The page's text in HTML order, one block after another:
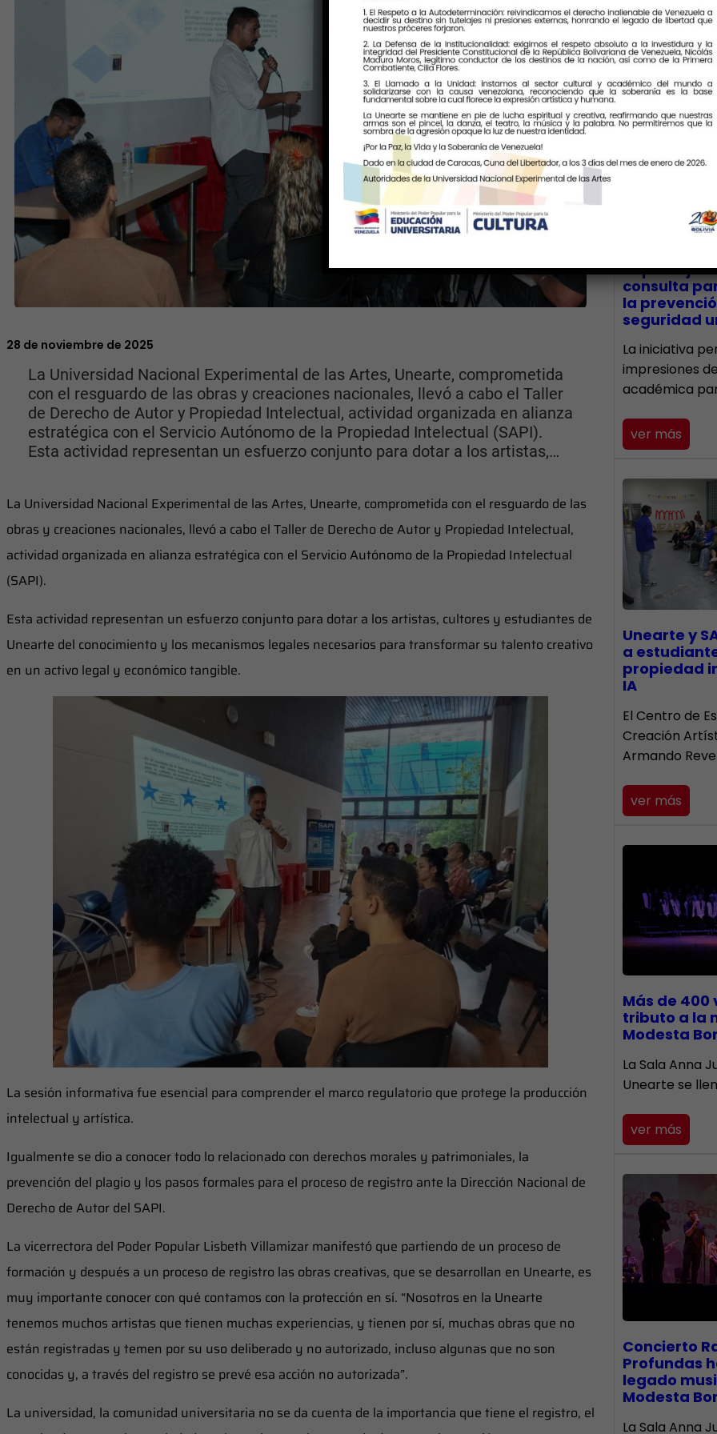
28 de noviembre de 2025
La Universidad Nacional Experimental de las Artes, Unearte, comprometida
con el resguardo de las obras y creaciones nacionales, llevó a cabo el Taller
de Derecho de Autor y Propiedad Intelectual, actividad organizada en alianza
estratégica con el Servicio Autónomo de la Propiedad Intelectual (SAPI).
Esta actividad representan un esfuerzo conjunto para dotar a los artistas,…
La Universidad Nacional Experimental de las Artes, Unearte, comprometida con el resguardo de las
obras y creaciones nacionales, llevó a cabo el Taller de Derecho de Autor y Propiedad Intelectual,
actividad organizada en alianza estratégica con el Servicio Autónomo de la Propiedad Intelectual
(SAPI).
Esta actividad representan un esfuerzo conjunto para dotar a los artistas, cultores y estudiantes de
Unearte del conocimiento y los mecanismos legales necesarios para transformar su talento creativo
en un activo legal y económico tangible.
La sesión informativa fue esencial para comprender el marco regulatorio que protege la producción
intelectual y artística.
Igualmente se dio a conocer todo lo relacionado con derechos morales y patrimoniales, la
prevención del plagio y los pasos formales para el proceso de registro ante la Dirección Nacional de
Derecho de Autor del SAPI.
La vicerrectora del Poder Popular Lisbeth Villamizar manifestó que partiendo de un proceso de
formación y después a un proceso de registro las obras creativas, que se desarrollan en Unearte, es
muy importante conocer con qué contamos con la protección en sí. “Nosotros en la Unearte
tenemos muchos artistas que tienen muchas experiencias, y tienen por sí, muchas obras que no
están registradas y temen por su uso deliberado y no autorizado, incluso algunas que no son
conocidas y, a través del registro se prevé esa acción no autorizada”.
La universidad, la comunidad universitaria no se da cuenta de la importancia que tiene el registro, el
Últimas
impulsó
consulta
la
seguridad
La iniciativa
impresiones
académica
ver más
Unearte y
a
propiedad
IA
El Centro de
Creación
Armando
ver más
Más de 400
tributo a la
Modesta
​La Sala Anna
Unearte se
ver más
​Concierto
Profundas
legado
Modesta
La Sala Anna